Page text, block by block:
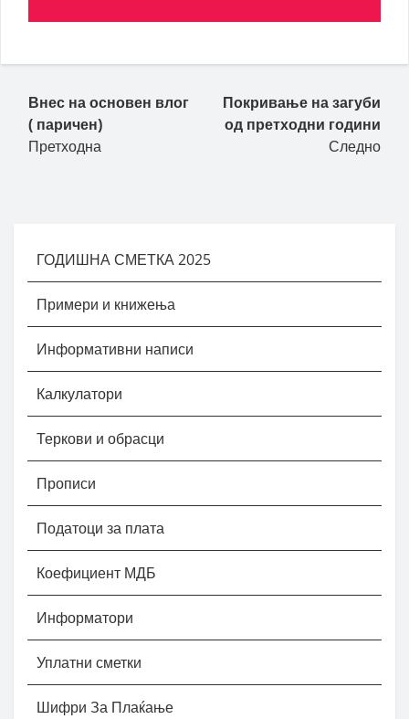
Пост навигација
Внес на основен влог
( паричен)
Претходна
Покривање на загуби
од претходни години
Следно
ГОДИШНА СМЕТКА 2025
Примери и книжења
Информативни написи
Калкулатори
Теркови и обрасци
Прописи
Податоци за плата
Коефициент МДБ
Информатори
Уплатни сметки
Шифри За Плаќање